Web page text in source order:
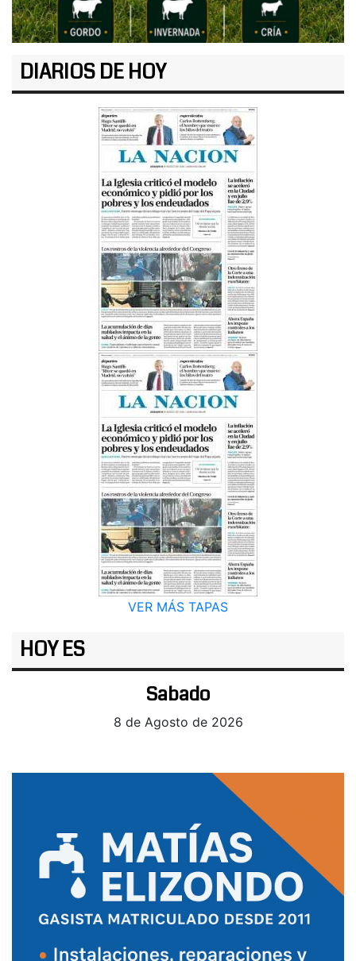
DIARIOS DE HOY
VER MÁS TAPAS
HOY ES
Sabado
8 de Agosto de 2026